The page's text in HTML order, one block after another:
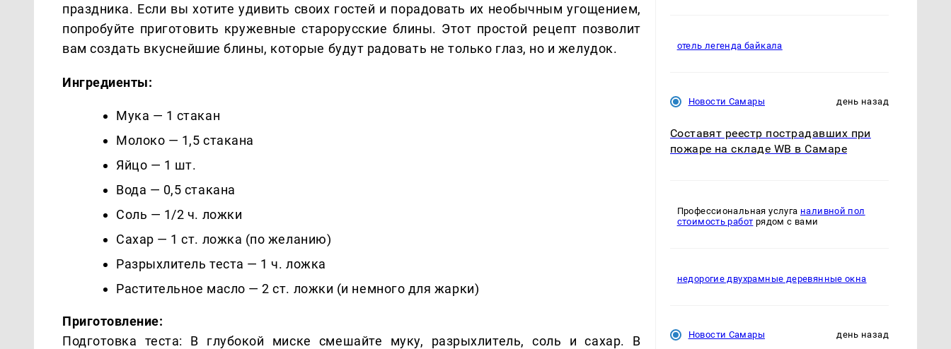
праздника. Если вы хотите удивить своих гостей и порадовать их необычным угощением,
попробуйте приготовить кружевные старорусские блины. Этот простой рецепт позволит
вам создать вкуснейшие блины, которые будут радовать не только глаз, но и желудок.
Ингредиенты:
Мука — 1 стакан
Молоко — 1,5 стакана
Яйцо — 1 шт.
Вода — 0,5 стакана
Соль — 1/2 ч. ложки
Сахар — 1 ст. ложка (по желанию)
Разрыхлитель теста — 1 ч. ложка
Растительное масло — 2 ст. ложки (и немного для жарки)
Приготовление:
Подготовка теста: В глубокой миске смешайте муку, разрыхлитель, соль и сахар. В
отель легенда байкала
Новости Самары день назад
Составят реестр пострадавших при
пожаре на складе WB в Самаре
Профессиональная услуга наливной пол
стоимость работ рядом с вами
недорогие двухрамные деревянные окна
Новости Самары день назад